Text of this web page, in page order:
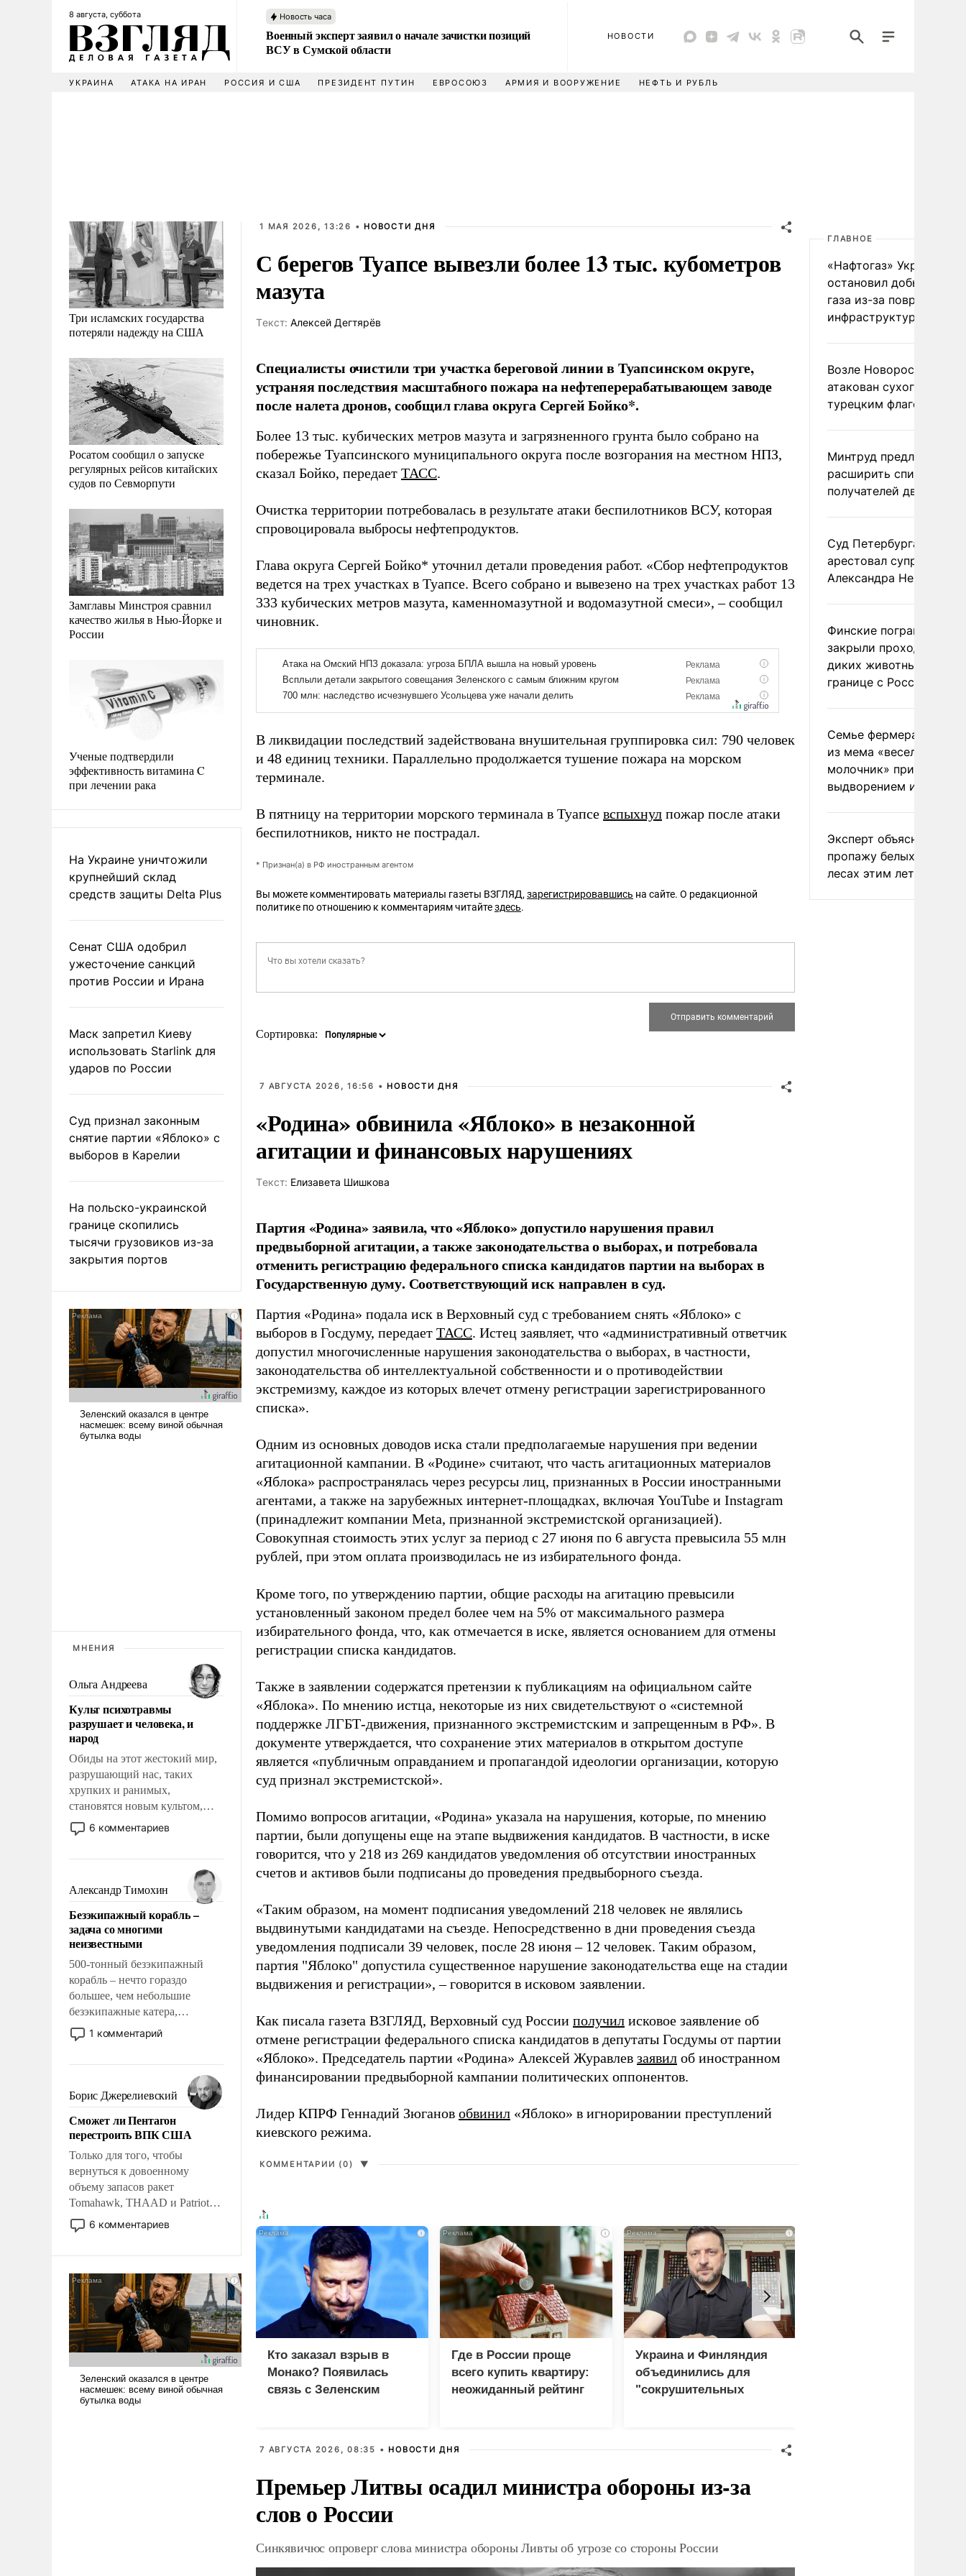
8 августа, суббота Новость часа
Военный эксперт заявил о начале зачистки позиций
ВСУ в Сумской области
НОВОСТИ
УКРАИНА АТАКА НА ИРАН РОССИЯ И США ПРЕЗИДЕНТ ПУТИН ЕВРОСОЮЗ АРМИЯ И ВООРУЖЕНИЕ НЕФТЬ И РУБЛЬ
Три исламских государства
потеряли надежду на США
Росатом сообщил о запуске
регулярных рейсов китайских
судов по Севморпути
Замглавы Минстроя сравнил
качество жилья в Нью-Йорке и
России
Ученые подтвердили
эффективность витамина C
при лечении рака
На Украине уничтожили
крупнейший склад
средств защиты Delta Plus
Сенат США одобрил
ужесточение санкций
против России и Ирана
Маск запретил Киеву
использовать Starlink для
ударов по России
Суд признал законным
снятие партии «Яблоко» с
выборов в Карелии
На польско-украинской
границе скопились
тысячи грузовиков из-за
закрытия портов
МНЕНИЯ
Ольга Андреева
Культ психотравмы
разрушает и человека, и
народ
Обиды на этот жестокий мир,
разрушающий нас, таких
хрупких и ранимых,
становятся новым культом,
постепенно вытесняя и
отменяя традиционное
мужественным и твердым под
ударами судьбы, брать на себя
ответственность, помогать
слабым, идти вперед и
адаптироваться.
6 комментариев
Александр Тимохин
Безэкипажный корабль –
задача со многими
неизвестными
500-тонный безэкипажный
корабль – нечто гораздо
большее, чем небольшие
безэкипажные катера,
применение которых уже
стало обыденностью. Задача по
сложна и амбициозна. Однако
и ее реализация радикально
поднимет наши боевые
возможности.
1 комментарий
Борис Джерелиевский
Сможет ли Пентагон
перестроить ВПК США
Только для того, чтобы
вернуться к довоенному
объему запасов ракет
Tomahawk, THAAD и Patriot
США потребуется более трех
лет. Даже небольшая война с
Сложившаяся ситуация
означает многолетний период
уязвимости США, например,
перед Китаем.
6 комментариев
1 МАЯ 2026, 13:26 • НОВОСТИ ДНЯ
С берегов Туапсе вывезли более 13 тыс. кубометров
мазута
Tекст: Алексей Дегтярёв
Специалисты очистили три участка береговой линии в Туапсинском округе,
устраняя последствия масштабного пожара на нефтеперерабатывающем заводе
после налета дронов, сообщил глава округа Сергей Бойко*.
Более 13 тыс. кубических метров мазута и загрязненного грунта было собрано на
побережье Туапсинского муниципального округа после возгорания на местном НПЗ,
сказал Бойко, передает ТАСС.
Очистка территории потребовалась в результате атаки беспилотников ВСУ, которая
спровоцировала выбросы нефтепродуктов.
Глава округа Сергей Бойко* уточнил детали проведения работ. «Сбор нефтепродуктов
ведется на трех участках в Туапсе. Всего собрано и вывезено на трех участках работ 13
333 кубических метров мазута, каменномазутной и водомазутной смеси», – сообщил
чиновник.
В ликвидации последствий задействована внушительная группировка сил: 790 человек
и 48 единиц техники. Параллельно продолжается тушение пожара на морском
терминале.
В пятницу на территории морского терминала в Туапсе вспыхнул пожар после атаки
беспилотников, никто не пострадал.
* Признан(а) в РФ иностранным агентом
Вы можете комментировать материалы газеты ВЗГЛЯД, зарегистрировавшись на сайте. О редакционной
политике по отношению к комментариям читайтездесь.
Сортировка:
7 АВГУСТА 2026, 16:56 • НОВОСТИ ДНЯ
«Родина» обвинила «Яблоко» в незаконной
агитации и финансовых нарушениях
Tекст: Елизавета Шишкова
Партия «Родина» заявила, что «Яблоко» допустило нарушения правил
предвыборной агитации, а также законодательства о выборах, и потребовала
отменить регистрацию федерального списка кандидатов партии на выборах в
Государственную думу. Соответствующий иск направлен в суд.
Партия «Родина» подала иск в Верховный суд с требованием снять «Яблоко» с
выборов в Госдуму, передает ТАСС. Истец заявляет, что «административный ответчик
допустил многочисленные нарушения законодательства о выборах, в частности,
законодательства об интеллектуальной собственности и о противодействии
экстремизму, каждое из которых влечет отмену регистрации зарегистрированного
списка».
Одним из основных доводов иска стали предполагаемые нарушения при ведении
агитационной кампании. В «Родине» считают, что часть агитационных материалов
«Яблока» распространялась через ресурсы лиц, признанных в России иностранными
агентами, а также на зарубежных интернет-площадках, включая YouTube и Instagram
(принадлежит компании Meta, признанной экстремистской организацией).
Совокупная стоимость этих услуг за период с 27 июня по 6 августа превысила 55 млн
рублей, при этом оплата производилась не из избирательного фонда.
Кроме того, по утверждению партии, общие расходы на агитацию превысили
установленный законом предел более чем на 5% от максимального размера
избирательного фонда, что, как отмечается в иске, является основанием для отмены
регистрации списка кандидатов.
Также в заявлении содержатся претензии к публикациям на официальном сайте
«Яблока». По мнению истца, некоторые из них свидетельствуют о «системной
поддержке ЛГБТ-движения, признанного экстремистским и запрещенным в РФ». В
документе утверждается, что сохранение этих материалов в открытом доступе
является «публичным оправданием и пропагандой идеологии организации, которую
суд признал экстремистской».
Помимо вопросов агитации, «Родина» указала на нарушения, которые, по мнению
партии, были допущены еще на этапе выдвижения кандидатов. В частности, в иске
говорится, что у 218 из 269 кандидатов уведомления об отсутствии иностранных
счетов и активов были подписаны до проведения предвыборного съезда.
«Таким образом, на момент подписания уведомлений 218 человек не являлись
выдвинутыми кандидатами на съезде. Непосредственно в дни проведения съезда
уведомления подписали 39 человек, после 28 июня – 12 человек. Таким образом,
партия "Яблоко" допустила существенное нарушение законодательства еще на стадии
выдвижения и регистрации», – говорится в исковом заявлении.
Как писала газета ВЗГЛЯД, Верховный суд России получил исковое заявление об
отмене регистрации федерального списка кандидатов в депутаты Госдумы от партии
«Яблоко». Председатель партии «Родина» Алексей Журавлев заявил об иностранном
финансировании предвыборной кампании политических оппонентов.
Лидер КПРФ Геннадий Зюганов обвинил «Яблоко» в игнорировании преступлений
киевского режима.
КОММЕНТАРИИ (0) ▼
i
Кто заказал взрыв в
Монако? Появилась
связь с Зеленским
i
Где в России проще
всего купить квартиру:
неожиданный рейтинг
i
Украина и Финляндия
объединились для
"сокрушительных
7 АВГУСТА 2026, 08:35 • НОВОСТИ ДНЯ
Премьер Литвы осадил министра обороны из-за
слов о России
Синкявичюс опроверг слова министра обороны Ливты об угрозе со стороны России
ГЛАВНОЕ
«Нафтогаз» Украины
остановил добычу
газа из-за повреждения
инфраструктуры
Возле Новороссийска
атакован сухогруз под
турецким флагом
Минтруд предложил
расширить список
получателей двух
Суд Петербурга заочно
арестовал супругу
Александра Невзорова
Финские пограничники
закрыли проходы для
диких животных на
границе с Россией
Семье фермера
из мема «веселый
молочник» пригрозили
выдворением из
Эксперт объяснил
пропажу белых грибов
лесах этим летом